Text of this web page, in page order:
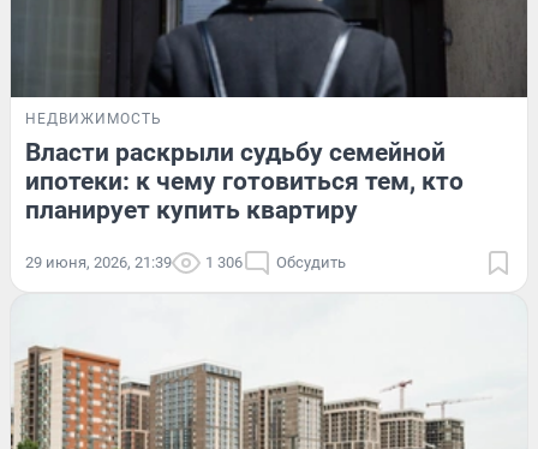
НЕДВИЖИМОСТЬ
Власти раскрыли судьбу семейной
ипотеки: к чему готовиться тем, кто
планирует купить квартиру
29 июня, 2026, 21:39 1 306 Обсудить